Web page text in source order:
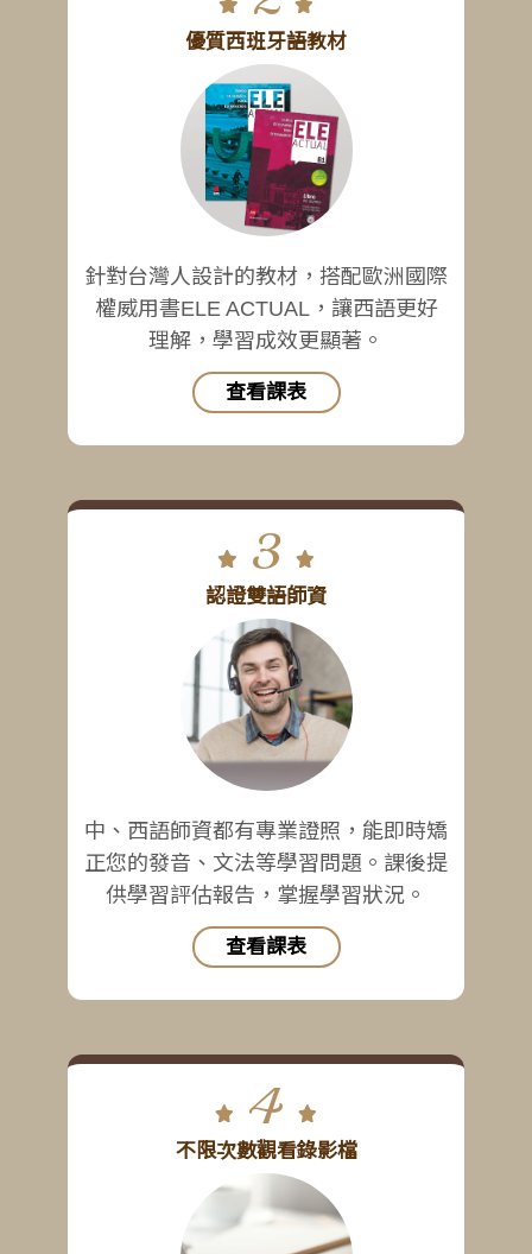
優質西班牙語教材
針對台灣人設計的教材，搭配歐洲國際
權威用書ELE ACTUAL，讓西語更好
理解，學習成效更顯著。
查看課表
3
認證雙語師資
中、西語師資都有專業證照，能即時矯
正您的發音、文法等學習問題。課後提
供學習評估報告，掌握學習狀況。
查看課表
4
不限次數觀看錄影檔